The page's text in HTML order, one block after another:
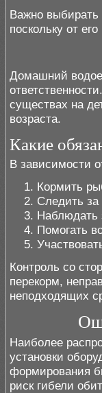
Важно выбирать
поскольку от
Домашний
существах на
возраста.
Какие
В зависимости
Кормить
Следить
Наблюдать
Помогать
Контроль со
перекорм,
неподходящих
Наиболее
установки
формирования
риск гибели